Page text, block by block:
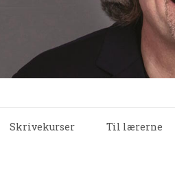
Skrivekurser Til lærerne